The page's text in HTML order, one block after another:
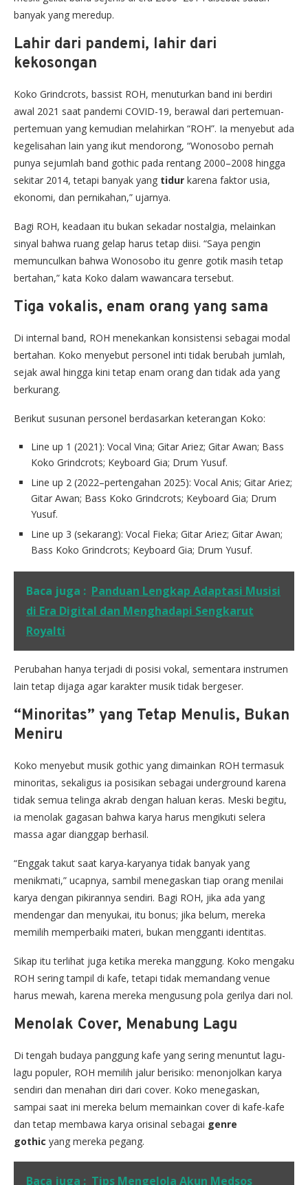
banyak yang meredup.
Lahir dari pandemi, lahir dari
kekosongan
Koko Grindcrots, bassist ROH, menuturkan band ini berdiri
awal 2021 saat pandemi COVID-19, berawal dari pertemuan-
pertemuan yang kemudian melahirkan “ROH”. Ia menyebut ada
kegelisahan lain yang ikut mendorong, “Wonosobo pernah
punya sejumlah band gothic pada rentang 2000–2008 hingga
sekitar 2014, tetapi banyak yang tidur karena faktor usia,
ekonomi, dan pernikahan,” ujarnya.
Bagi ROH, keadaan itu bukan sekadar nostalgia, melainkan
sinyal bahwa ruang gelap harus tetap diisi. “Saya pengin
memunculkan bahwa Wonosobo itu genre gotik masih tetap
bertahan,” kata Koko dalam wawancara tersebut.
Tiga vokalis, enam orang yang sama
Di internal band, ROH menekankan konsistensi sebagai modal
bertahan. Koko menyebut personel inti tidak berubah jumlah,
sejak awal hingga kini tetap enam orang dan tidak ada yang
berkurang.
Berikut susunan personel berdasarkan keterangan Koko:
Line up 1 (2021): Vocal Vina; Gitar Ariez; Gitar Awan; Bass
Koko Grindcrots; Keyboard Gia; Drum Yusuf.
Line up 2 (2022–pertengahan 2025): Vocal Anis; Gitar Ariez;
Gitar Awan; Bass Koko Grindcrots; Keyboard Gia; Drum
Yusuf.
Line up 3 (sekarang): Vocal Fieka; Gitar Ariez; Gitar Awan;
Bass Koko Grindcrots; Keyboard Gia; Drum Yusuf.
Baca juga : Panduan Lengkap Adaptasi Musisi
di Era Digital dan Menghadapi Sengkarut
Royalti
Perubahan hanya terjadi di posisi vokal, sementara instrumen
lain tetap dijaga agar karakter musik tidak bergeser.
“Minoritas” yang Tetap Menulis, Bukan
Meniru
Koko menyebut musik gothic yang dimainkan ROH termasuk
minoritas, sekaligus ia posisikan sebagai underground karena
tidak semua telinga akrab dengan haluan keras. Meski begitu,
ia menolak gagasan bahwa karya harus mengikuti selera
massa agar dianggap berhasil.
“Enggak takut saat karya-karyanya tidak banyak yang
menikmati,” ucapnya, sambil menegaskan tiap orang menilai
karya dengan pikirannya sendiri. Bagi ROH, jika ada yang
mendengar dan menyukai, itu bonus; jika belum, mereka
memilih memperbaiki materi, bukan mengganti identitas.
Sikap itu terlihat juga ketika mereka manggung. Koko mengaku
ROH sering tampil di kafe, tetapi tidak memandang venue
harus mewah, karena mereka mengusung pola gerilya dari nol.
Menolak Cover, Menabung Lagu
Di tengah budaya panggung kafe yang sering menuntut lagu-
lagu populer, ROH memilih jalur berisiko: menonjolkan karya
sendiri dan menahan diri dari cover. Koko menegaskan,
sampai saat ini mereka belum memainkan cover di kafe-kafe
dan tetap membawa karya orisinal sebagai genre
gothic yang mereka pegang.
Baca juga : Tips Mengelola Akun Medsos